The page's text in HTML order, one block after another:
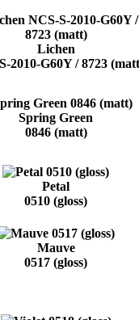
Lichen
2010-G60Y / 8723
Spring Green
0846 (matt)
Petal
0510 (gloss)
Mauve
0517 (gloss)